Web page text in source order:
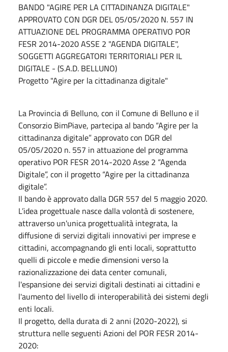
BANDO "AGIRE PER LA CITTADINANZA DIGITALE"
APPROVATO CON DGR DEL 05/05/2020 N. 557 IN
ATTUAZIONE DEL PROGRAMMA OPERATIVO POR
FESR 2014-2020 ASSE 2 "AGENDA DIGITALE",
SOGGETTI AGGREGATORI TERRITORIALI PER IL
DIGITALE - (S.A.D. BELLUNO)
Progetto "Agire per la cittadinanza digitale"
La Provincia di Belluno, con il Comune di Belluno e il
Consorzio BimPiave, partecipa al bando “Agire per la
cittadinanza digitale” approvato con DGR del
05/05/2020 n. 557 in attuazione del programma
operativo POR FESR 2014-2020 Asse 2 “Agenda
Digitale”, con il progetto “Agire per la cittadinanza
digitale”.
Il bando è approvato dalla DGR 557 del 5 maggio 2020.
L’idea progettuale nasce dalla volontà di sostenere,
attraverso un'unica progettualità integrata, la
diffusione di servizi digitali innovativi per imprese e
cittadini, accompagnando gli enti locali, soprattutto
quelli di piccole e medie dimensioni verso la
razionalizzazione dei data center comunali,
l'espansione dei servizi digitali destinati ai cittadini e
l'aumento del livello di interoperabilità dei sistemi degli
enti locali.
Il progetto, della durata di 2 anni (2020-2022), si
struttura nelle seguenti Azioni del POR FESR 2014-
2020: